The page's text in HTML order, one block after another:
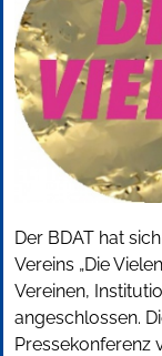
Der BDAT hat
Vereins „Die
Vereinen,
angeschlossen.
Pressekonferenz